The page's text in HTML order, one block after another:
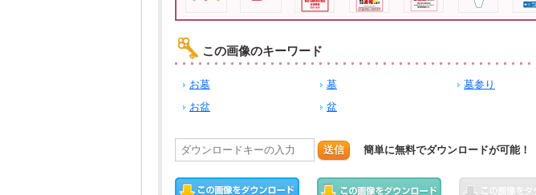
この画像のキーワード
お墓 墓 墓参り
お盆
盆
送信 簡単に無料でダウンロードが可能！